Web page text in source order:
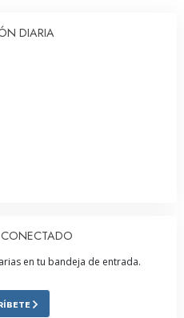
DIARIA
en tu bandeja de entrada.